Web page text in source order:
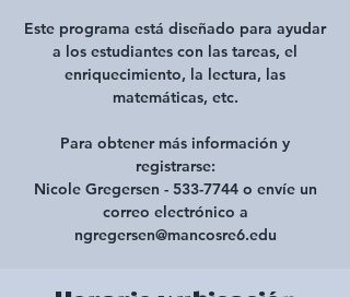
Este programa está diseñado para ayudar
a los estudiantes con las tareas, el
enriquecimiento, la lectura, las
matemáticas, etc.
Para obtener más información y
registrarse:
Nicole Gregersen - 533-7744 o envíe un
correo electrónico a
ngregersen@mancosre6.edu